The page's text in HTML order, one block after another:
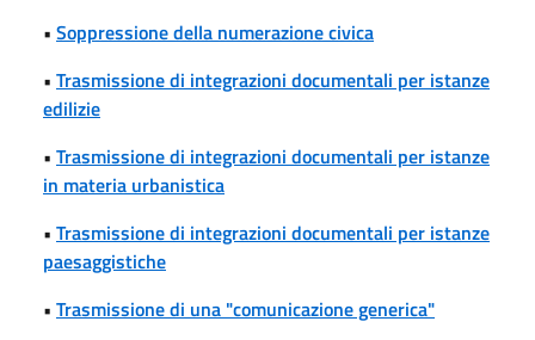
• Soppressione della numerazione civica
• Trasmissione di integrazioni documentali per istanze
edilizie
• Trasmissione di integrazioni documentali per istanze
in materia urbanistica
• Trasmissione di integrazioni documentali per istanze
paesaggistiche
• Trasmissione di una "comunicazione generica"